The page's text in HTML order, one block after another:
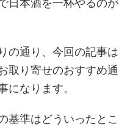
日本酒を一杯やるのが
の通り、今回の記事は
取り寄せのおすすめ通
になります。
基準はどういったとこ